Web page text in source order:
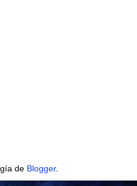
de Blogger.